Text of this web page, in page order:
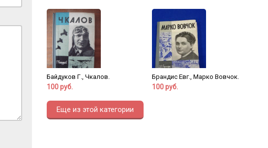
Байдуков Г., Чкалов.
100 руб.
Брандис Евг., Марко Вовчок.
100 руб.
Еще из этой категории